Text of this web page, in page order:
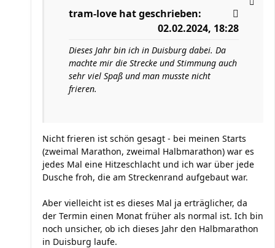
tram-love hat geschrieben:
02.02.2024, 18:28
Dieses Jahr bin ich in Duisburg dabei. Da
machte mir die Strecke und Stimmung auch
sehr viel Spaß und man musste nicht
frieren.
Nicht frieren ist schön gesagt - bei meinen Starts
(zweimal Marathon, zweimal Halbmarathon) war es
jedes Mal eine Hitzeschlacht und ich war über jede
Dusche froh, die am Streckenrand aufgebaut war.
Aber vielleicht ist es dieses Mal ja erträglicher, da
der Termin einen Monat früher als normal ist. Ich bin
noch unsicher, ob ich dieses Jahr den Halbmarathon
in Duisburg laufe.